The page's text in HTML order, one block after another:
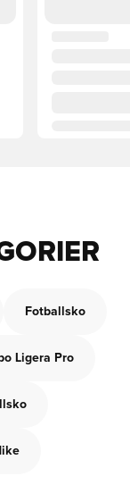
Fotballsko
Ligera Pro